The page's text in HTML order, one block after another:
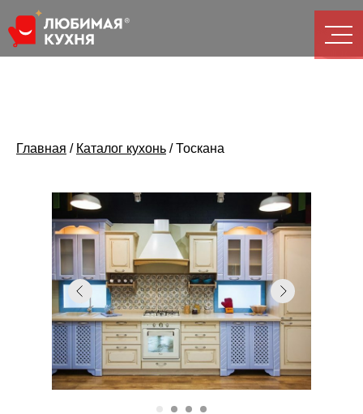
Главная / Каталог кухонь /Тоскана